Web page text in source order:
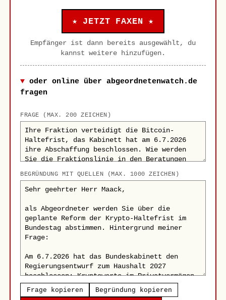
★ JETZT FAXEN ★
Empfänger ist dann bereits ausgewählt, du
kannst weitere hinzufügen.
oder online über abgeordnetenwatch.de
fragen
FRAGE (MAX. 200 ZEICHEN)
BEGRÜNDUNG MIT QUELLEN (MAX. 1000 ZEICHEN)
Frage kopieren Begründung kopieren